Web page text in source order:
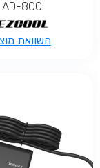
AD-800
השוואת